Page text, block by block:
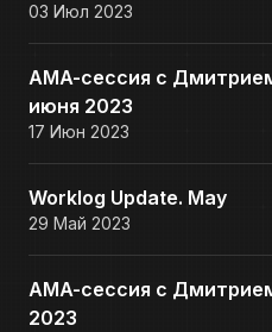
03 Июл 2023
AMA-сессия с
июня 2023
17 Июн 2023
Worklog Update. May
29 Май 2023
AMA-сессия с
2023